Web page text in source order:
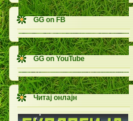
GG on FB
GG on YouTube
Читај онлајн